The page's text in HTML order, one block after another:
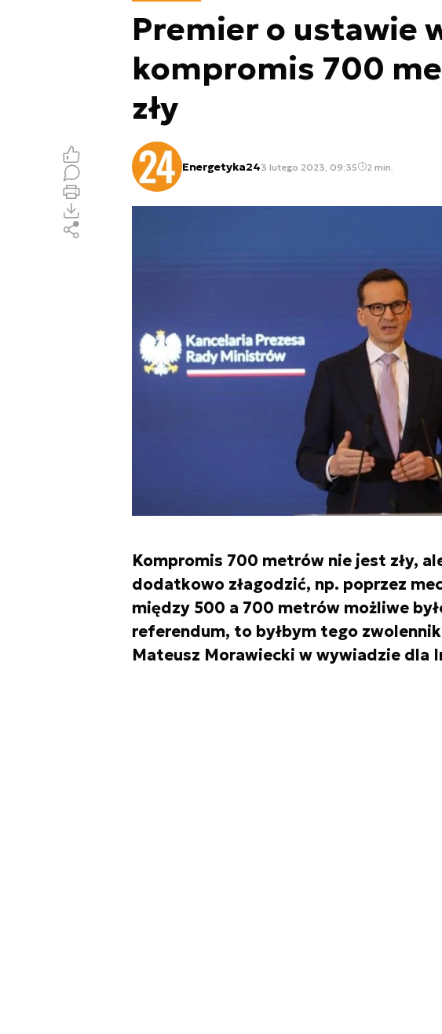
Premier o ustawie
kompromis 700
zły
Energetyka243 lutego 2023, 09:35 2 min.
Kompromis 700 metrów nie jest zły,
dodatkowo złagodzić, np. poprzez
między 500 a 700 metrów możliwe
referendum, to byłbym tego
Mateusz Morawiecki w wywiadzie dla